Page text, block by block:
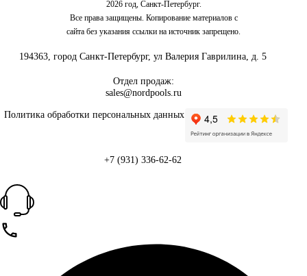
2026 год, Санкт-Петербург.
Все права защищены. Копирование материалов с
сайта без указания ссылки на источник запрещено.
194363, город Санкт-Петербург, ул Валерия Гаврилина, д. 5
Отдел продаж:
sales@nordpools.ru
Политика обработки персональных данных
+7 (931) 336-62-62